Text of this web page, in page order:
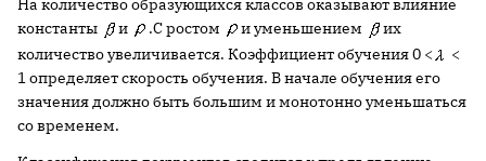
На количество образующихся классов оказывают влияние
константы
и .С ростом и уменьшением
их
количество увеличивается. Коэффициент обучения 0 <
<
1 определяет скорость обучения. В начале обучения его
значения должно быть большим и монотонно уменьшаться
со временем.